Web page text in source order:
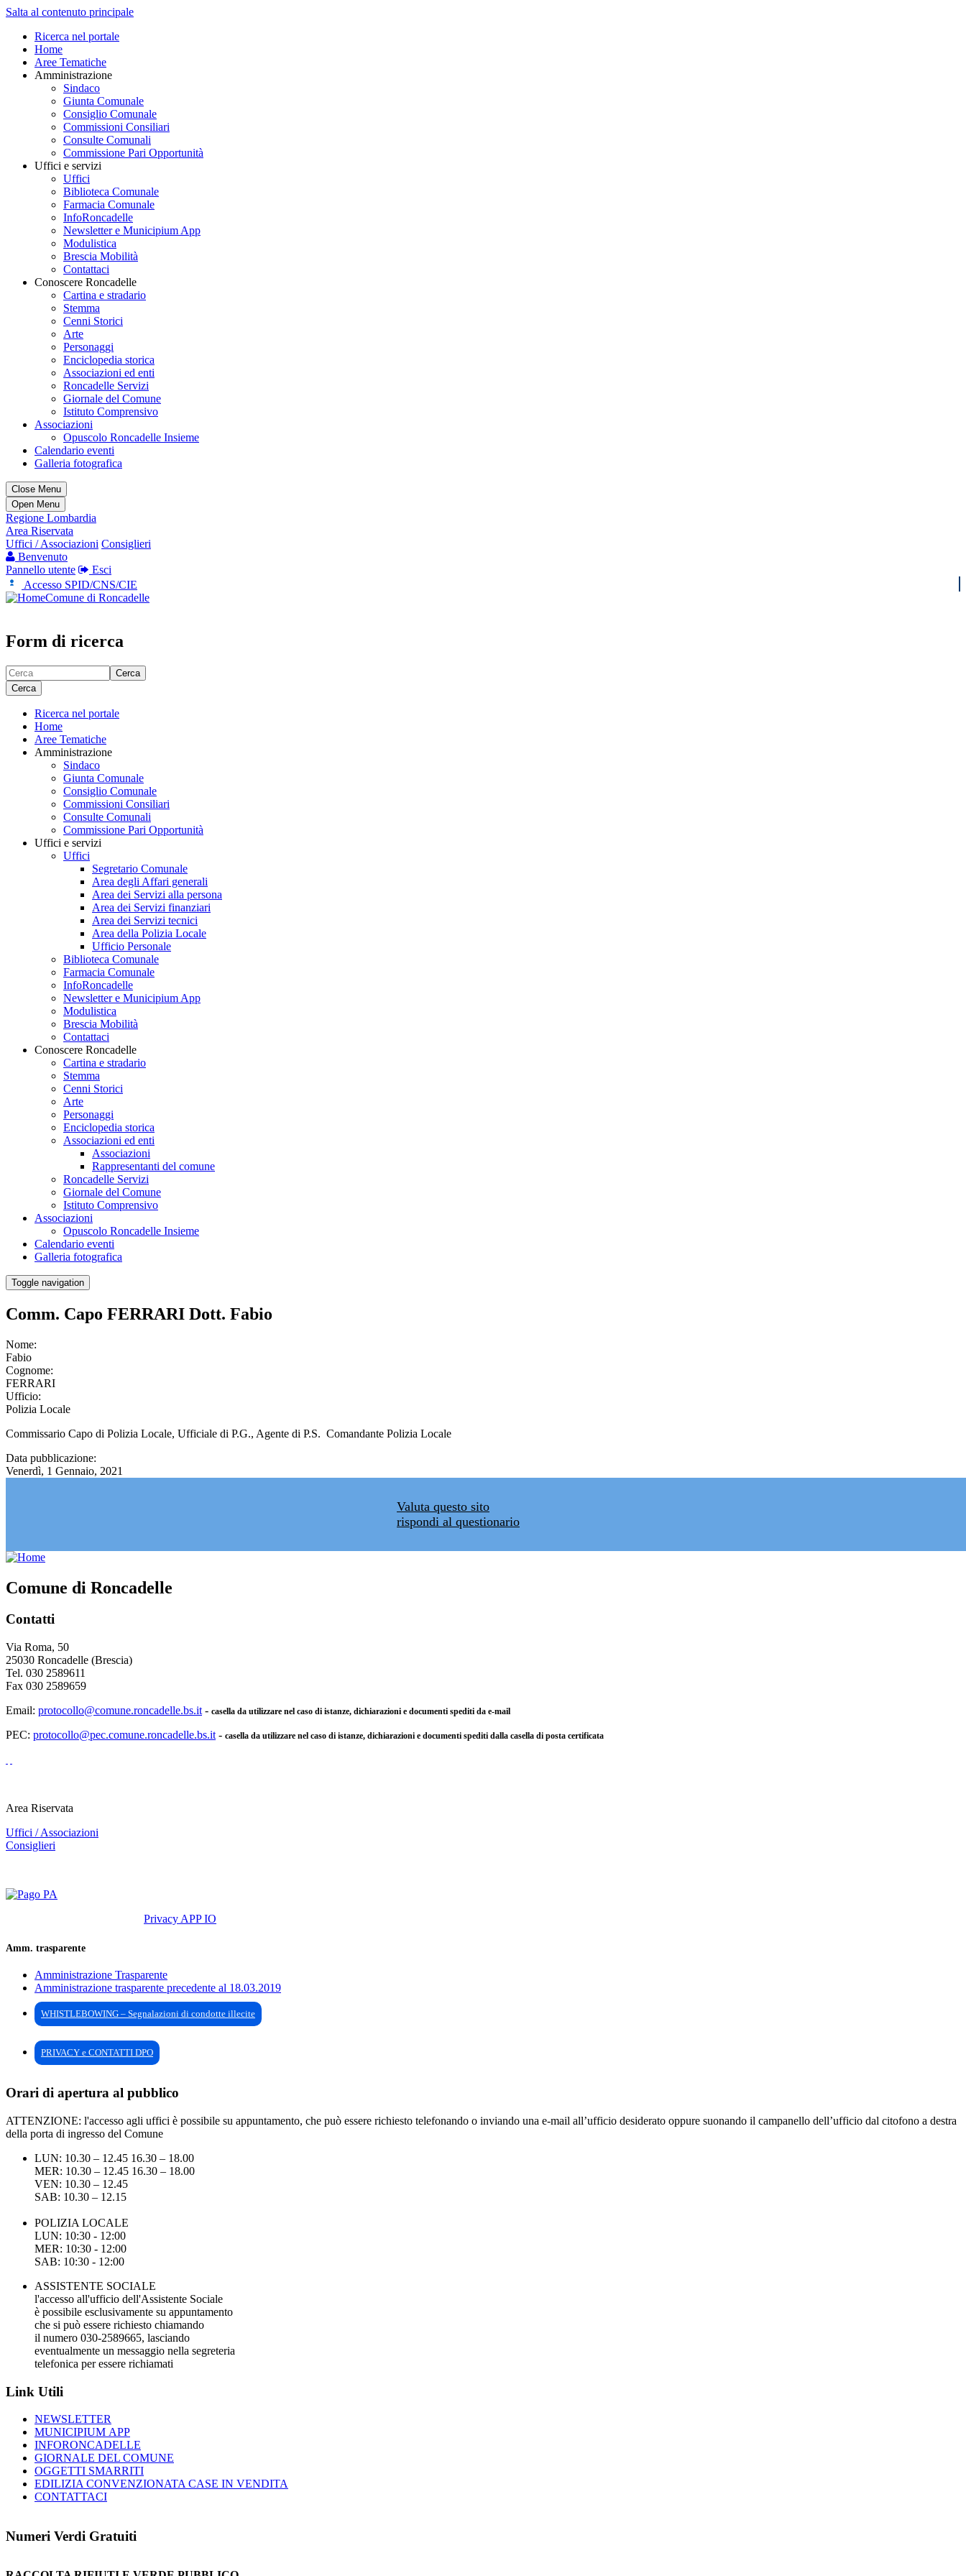
Salta al contenuto principale
Ricerca nel portale
Home
Aree Tematiche
Amministrazione
Sindaco
Giunta Comunale
Consiglio Comunale
Commissioni Consiliari
Consulte Comunali
Commissione Pari Opportunità
Uffici e servizi
Uffici
Biblioteca Comunale
Farmacia Comunale
InfoRoncadelle
Newsletter e Municipium App
Modulistica
Brescia Mobilità
Contattaci
Conoscere Roncadelle
Cartina e stradario
Stemma
Cenni Storici
Arte
Personaggi
Enciclopedia storica
Associazioni ed enti
Roncadelle Servizi
Giornale del Comune
Istituto Comprensivo
Associazioni
Opuscolo Roncadelle Insieme
Calendario eventi
Galleria fotografica
Close Menu
Open Menu
Regione Lombardia
Area Riservata
Uffici / Associazioni Consiglieri
Benvenuto
Pannello utente
Esci
Accesso SPID/CNS/CIE
Comune di Roncadelle
Form di ricerca
Cerca
Cerca
Ricerca nel portale
Home
Aree Tematiche
Amministrazione
Sindaco
Giunta Comunale
Consiglio Comunale
Commissioni Consiliari
Consulte Comunali
Commissione Pari Opportunità
Uffici e servizi
Uffici
Segretario Comunale
Area degli Affari generali
Area dei Servizi alla persona
Area dei Servizi finanziari
Area dei Servizi tecnici
Area della Polizia Locale
Ufficio Personale
Biblioteca Comunale
Farmacia Comunale
InfoRoncadelle
Newsletter e Municipium App
Modulistica
Brescia Mobilità
Contattaci
Conoscere Roncadelle
Cartina e stradario
Stemma
Cenni Storici
Arte
Personaggi
Enciclopedia storica
Associazioni ed enti
Associazioni
Rappresentanti del comune
Roncadelle Servizi
Giornale del Comune
Istituto Comprensivo
Associazioni
Opuscolo Roncadelle Insieme
Calendario eventi
Galleria fotografica
Toggle navigation
Comm. Capo FERRARI Dott. Fabio
Nome:
Fabio
Cognome:
FERRARI
Ufficio:
Polizia Locale
Commissario Capo di Polizia Locale, Ufficiale di P.G., Agente di P.S. Comandante Polizia Locale
Data pubblicazione:
Venerdì, 1 Gennaio, 2021
Valuta questo sito
rispondi al questionario
Comune di Roncadelle
Contatti
Via Roma, 50
25030 Roncadelle (Brescia)
Tel. 030 2589611
Fax 030 2589659
Email: protocollo@comune.roncadelle.bs.it - casella da utilizzare nel caso di istanze, dichiarazioni e documenti spediti da e-mail
PEC: protocollo@pec.comune.roncadelle.bs.it - casella da utilizzare nel caso di istanze, dichiarazioni e documenti spediti dalla casella di posta certificata
Area Riservata
Uffici / Associazioni
Consiglieri
Privacy APP IO
Amm. trasparente
Amministrazione Trasparente
Amministrazione trasparente precedente al 18.03.2019
WHISTLEBOWING – Segnalazioni di condotte illecite
PRIVACY e CONTATTI DPO
Orari di apertura al pubblico
ATTENZIONE: l'accesso agli uffici è possibile su appuntamento, che può essere richiesto telefonando o inviando una e-mail all’ufficio desiderato oppure suonando il campanello dell’ufficio dal citofono a destra
della porta di ingresso del Comune
LUN: 10.30 – 12.45 16.30 – 18.00
MER: 10.30 – 12.45 16.30 – 18.00
VEN: 10.30 – 12.45
SAB: 10.30 – 12.15
POLIZIA LOCALE
LUN: 10:30 - 12:00
MER: 10:30 - 12:00
SAB: 10:30 - 12:00
ASSISTENTE SOCIALE
l'accesso all'ufficio dell'Assistente Sociale
è possibile esclusivamente su appuntamento
che si può essere richiesto chiamando
il numero 030-2589665, lasciando
eventualmente un messaggio nella segreteria
telefonica per essere richiamati
Link Utili
NEWSLETTER
MUNICIPIUM APP
INFORONCADELLE
GIORNALE DEL COMUNE
OGGETTI SMARRITI
EDILIZIA CONVENZIONATA CASE IN VENDITA
CONTATTACI
Numeri Verdi Gratuiti